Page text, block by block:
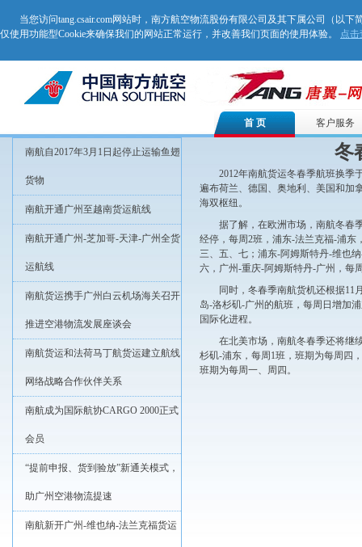
当您访问tang.csair.com网站时，南方航空物流股份有限公司及其下属公司（以
仅使用功能型Cookie来确保我们的网站正常运行，并改善我们页面的使用体验。 点击
首 页 客户服务
南航自2017年3月1日起停止运输鱼翅
货物
南航开通广州至越南货运航线
南航开通广州-芝加哥-天津-广州全货
运航线
南航货运携手广州白云机场海关召开
推进空港物流发展座谈会
南航货运和法荷马丁航货运建立航线
网络战略合作伙伴关系
南航成为国际航协CARGO 2000正式
会员
“提前申报、货到验放”新通关模式，
助广州空港物流提速
南航新开广州-维也纳-法兰克福货运
冬
2012年南航货运冬春季航班换季
遍布荷兰、德国、奥地利、美国和加
海双枢纽。
据了解，在欧洲市场，南航冬春
经停，每周2班，浦东-法兰克福-浦东
三、五、七；浦东-阿姆斯特丹-维也
六，广州-重庆-阿姆斯特丹-广州，每
同时，冬春季南航货机还根据11
岛-洛杉矶-广州的航班，每周日增加
国际化进程。
在北美市场，南航冬春季还将继
杉矶-浦东，每周1班，班期为每周四
班期为每周一、周四。